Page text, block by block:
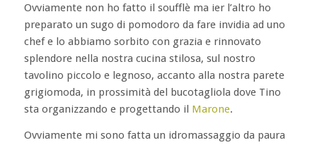
Ovviamente non ho fatto il soufflè ma ier l’altro ho
preparato un sugo di pomodoro da fare invidia ad uno
chef e lo abbiamo sorbito con grazia e rinnovato
splendore nella nostra cucina stilosa, sul nostro
tavolino piccolo e legnoso, accanto alla nostra parete
grigiomoda, in prossimità del bucotagliola dove Tino
sta organizzando e progettando il Marone.
Ovviamente mi sono fatta un idromassaggio da paura